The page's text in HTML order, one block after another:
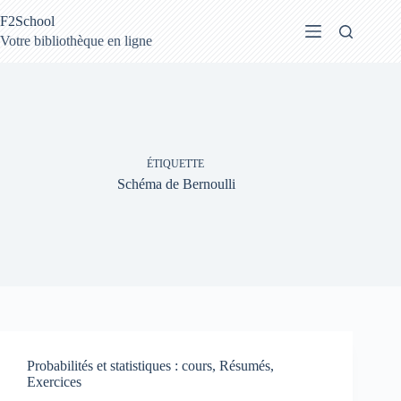
au
contenu
F2School
Votre bibliothèque en ligne
ÉTIQUETTE
Schéma de Bernoulli
Probabilités et statistiques : cours, Résumés,
Exercices